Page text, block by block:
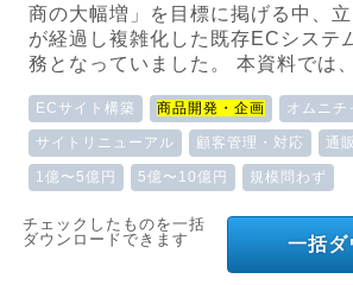
商の大幅増」を目標に掲げる中、
が経過し複雑化した既存ECシステ
務となっていました。 本資料では
ECサイト構築 商品開発・企画 オムニチ
サイトリニューアル 顧客管理・対応 通
1億〜5億円 5億〜10億円 規模問わず
一括ダ
チェックしたものを一括
ダウンロードできます